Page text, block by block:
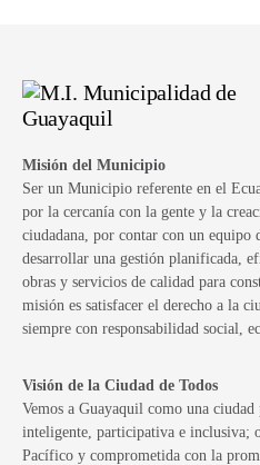
Misión del Municipio
Ser un Municipio referente en el
por la cercanía con la gente y la
ciudadana, por contar con un
desarrollar una gestión planificada,
obras y servicios de calidad para
misión es satisfacer el derecho a la
siempre con responsabilidad social,
Visión de la Ciudad de Todos
Vemos a Guayaquil como una ciudad
inteligente, participativa e inclusiva;
Pacífico y comprometida con la